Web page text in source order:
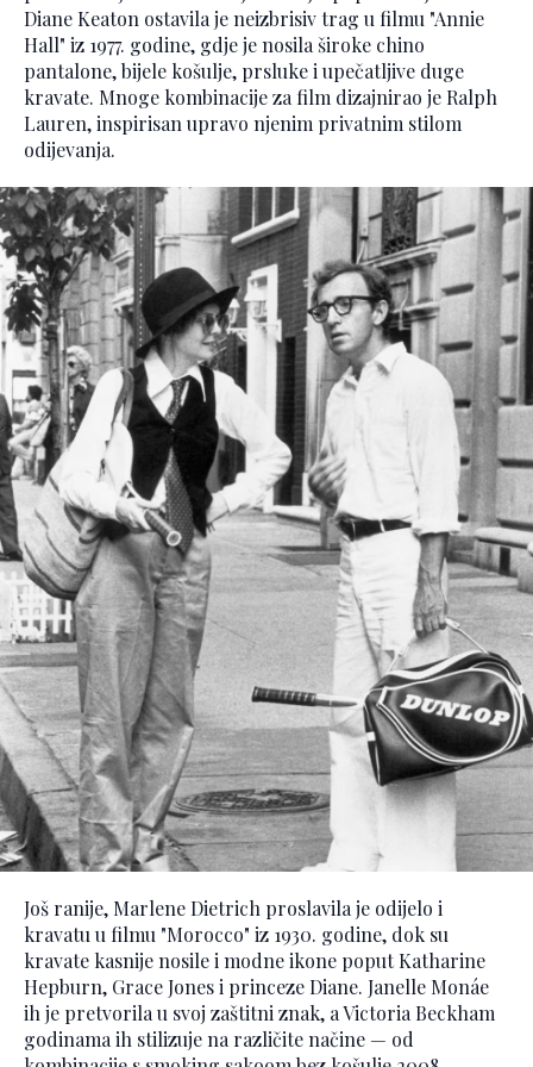
Diane Keaton ostavila je neizbrisiv trag u filmu "Annie
Hall" iz 1977. godine, gdje je nosila široke chino
pantalone, bijele košulje, prsluke i upečatljive duge
kravate. Mnoge kombinacije za film dizajnirao je Ralph
Lauren, inspirisan upravo njenim privatnim stilom
odijevanja.
Još ranije, Marlene Dietrich proslavila je odijelo i
kravatu u filmu "Morocco" iz 1930. godine, dok su
kravate kasnije nosile i modne ikone poput Katharine
Hepburn, Grace Jones i princeze Diane. Janelle Monáe
ih je pretvorila u svoj zaštitni znak, a Victoria Beckham
godinama ih stilizuje na različite načine — od